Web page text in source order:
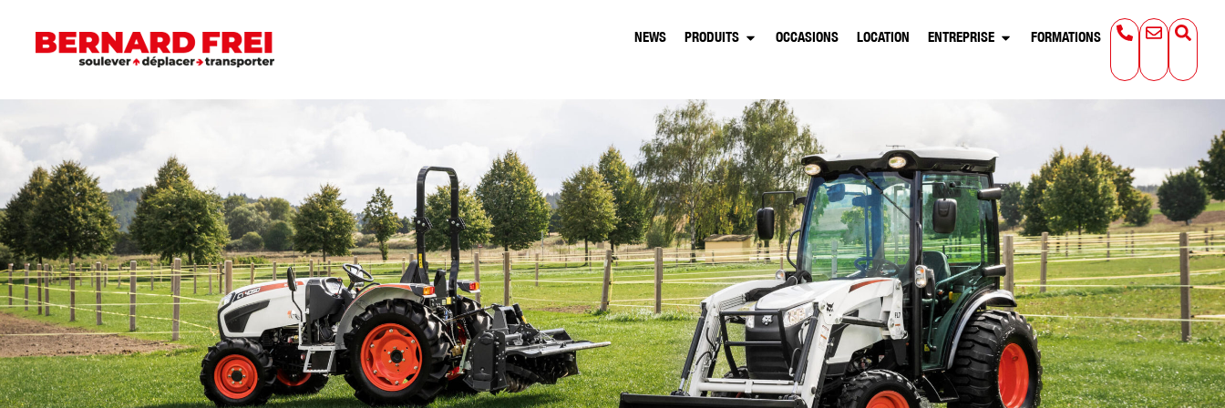
NEWS PRODUITS OCCASIONS LOCATION ENTREPRISE FORMATIONS